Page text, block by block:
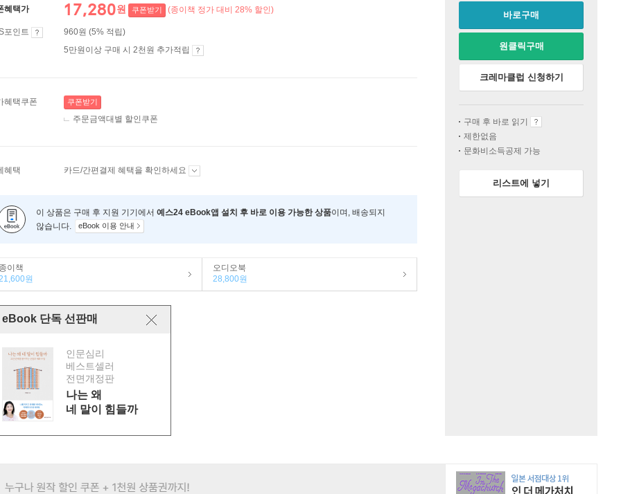
혜택가 17,280원 쿠폰받기 (종이책 정가 대비 28% 할인)
포인트
960원 (5% 적립)
5만원이상 구매 시 2천원 추가적립
혜택쿠폰 쿠폰받기
주문금액대별 할인쿠폰
혜택 카드/간편결제 혜택을 확인하세요
이 상품은 구매 후 지원 기기에서 예스24 eBook앱 설치 후 바로 이용 가능한 상품이며, 배송되지
않습니다.
eBook 이용 안내
이책
원
오디오북
28,800원
eBook 단독 선판매
인문심리
베스트셀러
전면개정판
나는 왜
네 말이 힘들까
바로구매
원클릭구매
크레마클럽 신청하기
구매 후 바로 읽기
제한없음
문화비소득공제 가능
리스트에 넣기